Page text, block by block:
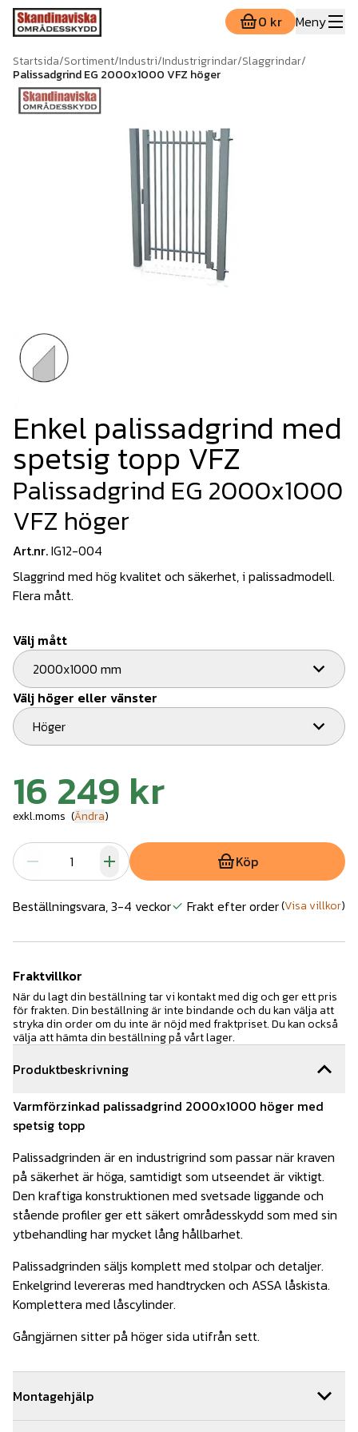
0 kr Meny
Startsida/Sortiment/Industri/Industrigrindar/Slaggrindar/
Palissadgrind EG 2000x1000 VFZ höger
Produktbeskrivning
Varmförzinkad palissadgrind 2000x1000 höger med
spetsig topp
Palissadgrinden är en industrigrind som passar när kraven
på säkerhet är höga, samtidigt som utseendet är viktigt.
Den kraftiga konstruktionen med svetsade liggande och
stående profiler ger ett säkert områdesskydd som med sin
ytbehandling har mycket lång hållbarhet.
Palissadgrinden säljs komplett med stolpar och detaljer.
Enkelgrind levereras med handtrycken och ASSA låskista.
Komplettera med låscylinder.
Gångjärnen sitter på höger sida utifrån sett.
Montagehjälp
Enkel palissadgrind med
spetsig topp VFZ
Palissadgrind EG 2000x1000
VFZ höger
Art.nr.IG12-004
Slaggrind med hög kvalitet och säkerhet, i palissadmodell.
Flera mått.
Välj mått
2000x1000 mm
Välj höger eller vänster
Höger
16 249 kr
exkl.moms (Ändra)
Köp
Beställningsvara, 3-4 veckor Frakt efter order(Visa villkor)
Fraktvillkor
När du lagt din beställning tar vi kontakt med dig och ger ett pris
för frakten. Din beställning är inte bindande och du kan välja att
stryka din order om du inte är nöjd med fraktpriset. Du kan också
välja att hämta din beställning på vårt lager.